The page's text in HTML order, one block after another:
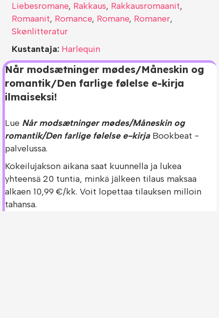
Når modsætninger mødes/Måneskin og
romantik/Den farlige følelse e-kirja
ilmaiseksi!
Lue Når modsætninger mødes/Måneskin og
romantik/Den farlige følelse e-kirja Bookbeat -
palvelussa.
Kokeilujakson aikana saat kuunnella ja lukea
yhteensä 20 tuntia, minkä jälkeen tilaus maksaa
alkaen 10,99 €/kk. Voit lopettaa tilauksen milloin
tahansa.
Liebesromane, Rakkaus, Rakkausromaanit,
Romaanit, Romance, Romane, Romaner,
Skønlitteratur
Kustantaja: Harlequin